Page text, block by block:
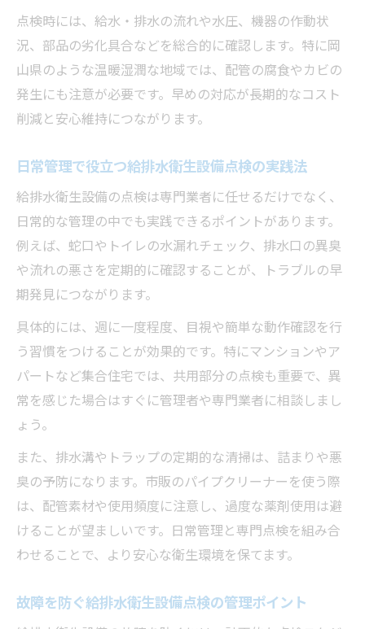
点検時には、給水・排水の流れや水圧、機器の作動状
況、部品の劣化具合などを総合的に確認します。特に岡
山県のような温暖湿潤な地域では、配管の腐食やカビの
発生にも注意が必要です。早めの対応が長期的なコスト
削減と安心維持につながります。
日常管理で役立つ給排水衛生設備点検の実践法
給排水衛生設備の点検は専門業者に任せるだけでなく、
日常的な管理の中でも実践できるポイントがあります。
例えば、蛇口やトイレの水漏れチェック、排水口の異臭
や流れの悪さを定期的に確認することが、トラブルの早
期発見につながります。
具体的には、週に一度程度、目視や簡単な動作確認を行
う習慣をつけることが効果的です。特にマンションやア
パートなど集合住宅では、共用部分の点検も重要で、異
常を感じた場合はすぐに管理者や専門業者に相談しまし
ょう。
また、排水溝やトラップの定期的な清掃は、詰まりや悪
臭の予防になります。市販のパイプクリーナーを使う際
は、配管素材や使用頻度に注意し、過度な薬剤使用は避
けることが望ましいです。日常管理と専門点検を組み合
わせることで、より安心な衛生環境を保てます。
故障を防ぐ給排水衛生設備点検の管理ポイント